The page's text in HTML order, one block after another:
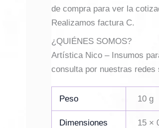
de compra para ver la
Realizamos factura C.
¿QUIÉNES SOMOS?
Artística Nico – Insumos
consulta por nuestras redes
Peso 10 g
Dimensiones 15 ×